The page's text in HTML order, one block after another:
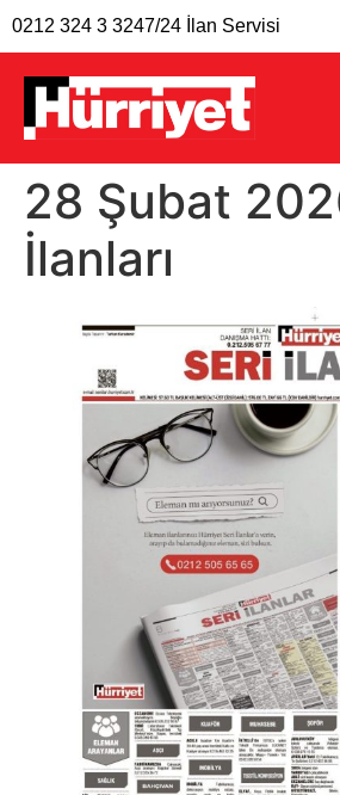
0212 324 3 3247/24 İlan Servisi
28 Şubat
İlanları